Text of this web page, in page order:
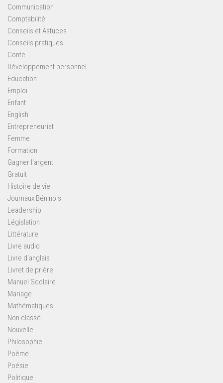
Communication
Comptabilité
Conseils et Astuces
Conseils pratiques
Conte
Développement personnel
Education
Emploi
Enfant
English
Entrepreneuriat
Femme
Formation
Gagner l'argent
Gratuit
Histoire de vie
Journaux Béninois
Leadership
Législation
Littérature
Livre audio
Livre d'anglais
Livret de prière
Manuel Scolaire
Mariage
Mathématiques
Non classé
Nouvelle
Philosophie
Poème
Poésie
Politique